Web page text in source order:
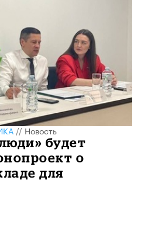
//Новость
будет
о
для